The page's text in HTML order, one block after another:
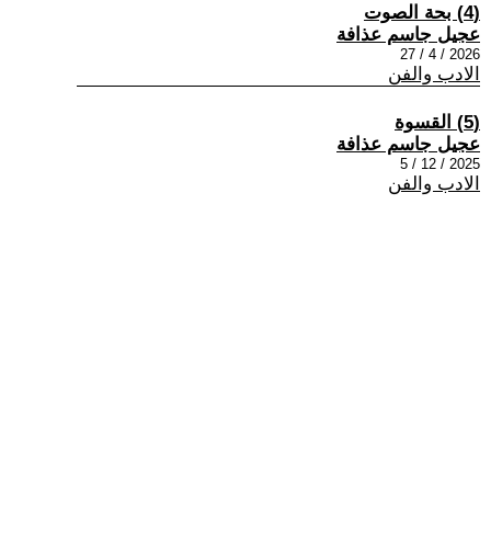
(4) بحة الصوت
عجيل جاسم عذافة
2026 / 4 / 27
الادب والفن
(5) القسوة
عجيل جاسم عذافة
2025 / 12 / 5
الادب والفن